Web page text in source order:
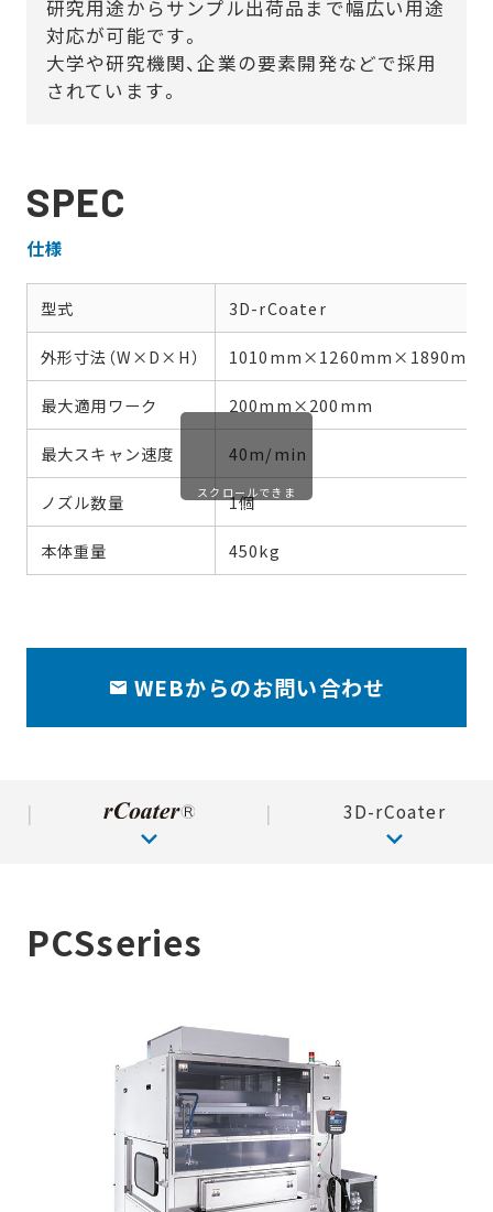
研究用途からサンプル出荷品まで幅広い用途
対応が可能です。
大学や研究機関、企業の要素開発などで採用
されています。
SPEC
仕様
型式 3D-rCoater
外形寸法（W×D×H） 1010mm×1260mm×1890mm
最大適用ワーク 200mm×200mm
最大スキャン速度 40m/min
ノズル数量 1個
本体重量 450kg
スクロールできま
す
WEBからのお問い合わせ
3D-rCoater
PCSseries